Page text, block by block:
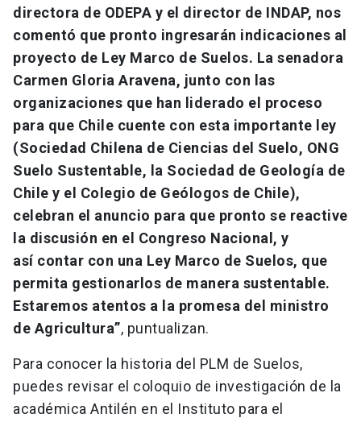
directora de ODEPA y el director de INDAP, nos
comentó que pronto ingresarán indicaciones al
proyecto de Ley Marco de Suelos. La senadora
Carmen Gloria Aravena, junto con las
organizaciones que han liderado el proceso
para que Chile cuente con esta importante ley
(Sociedad Chilena de Ciencias del Suelo, ONG
Suelo Sustentable, la Sociedad de Geología de
Chile y el Colegio de Geólogos de Chile),
celebran el anuncio para que pronto se reactive
la discusión en el Congreso Nacional, y
así contar con una Ley Marco de Suelos, que
permita gestionarlos de manera sustentable.
Estaremos atentos a la promesa del ministro
de Agricultura”, puntualizan.
Para conocer la historia del PLM de Suelos,
puedes revisar el coloquio de investigación de la
académica Antilén en el Instituto para el